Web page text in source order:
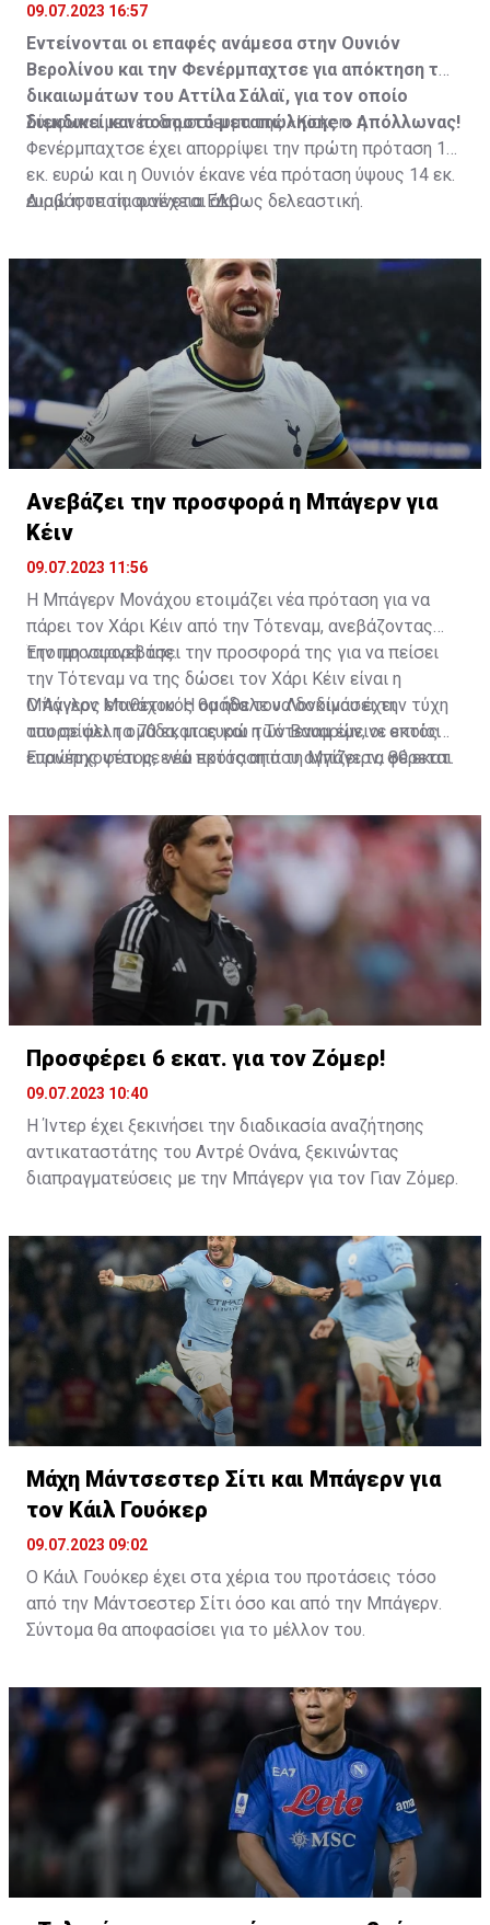
09.07.2023 16:57
Εντείνονται οι επαφές ανάμεσα στην Ουνιόν
Βερολίνου και την Φενέρμπαχτσε για απόκτηση των
δικαιωμάτων του Αττίλα Σάλαϊ, για τον οποίο
διεκδικεί και ποσοστό μεταπώλησης ο Απόλλωνας!
Σύμφωνα με νέο δημοσίευμα της «Kicker» η
Φενέρμπαχτσε έχει απορρίψει την πρώτη πρόταση 12
εκ. ευρώ και η Ουνιόν έκανε νέα πρόταση ύψους 14 εκ.
ευρώ η οποία φαίνεται άκρως δελεαστική.
Διαβάστε τη συνέχειαΕΔΩ
Ανεβάζει την προσφορά η Μπάγερν για
Κέιν
09.07.2023 11:56
Η Μπάγερν Μονάχου ετοιμάζει νέα πρόταση για να
πάρει τον Χάρι Κέιν από την Τότεναμ, ανεβάζοντας
την προσφορά της.
Έτοιμη να ανεβάσει την προσφορά της για να πείσει
την Τότεναμ να της δώσει τον Χάρι Κέιν είναι η
Μπάγερν Μονάχου. Η ομάδα του Λονδίνου έχει
απορρίψει τα 70 εκατ. ευρώ των Βαυαρών, οι οποίοι
επανέρχονται με νέα πρόταση που αγγίζει τα 80 εκατ.
Αυτό αναφέρει η εφημερίδα «Daily Mail», με την
απαιτήσεις της. Οι Άγγλοι επιμένουν στα 100 εκατ.
ευρώ, αν και ο Κέιν μένει ελεύθερος το επόμενο
καλοκαίρι.
Ο Άγγλος επιθετικός θα ήθελε να δοκιμάσει την τύχη
του σε άλλη ομάδα, μιας και η Τότεναμ έμεινε εκτός
Ευρώπης φέτος, ενώ εκτός από τη Μπάγερν, φέρεται
Προσφέρει 6 εκατ. για τον Ζόμερ!
09.07.2023 10:40
Η Ίντερ έχει ξεκινήσει την διαδικασία αναζήτησης
αντικαταστάτης του Αντρέ Ονάνα, ξεκινώντας
διαπραγματεύσεις με την Μπάγερν για τον Γιαν Ζόμερ.
αντικαταστάτη για τον Καμερουνέζο τερματοφύλακα.
Η Ίντερ, μάλιστα έκανε ήδη την κίνησή της αφού
κατέθεσε αρχική προσφορά 6 εκατ. στην Μπάγερν για
την απόκτηση του Ελβετού τερματοφύλα, με τους
Βαυαρούς να είναι θετική στο ενδεχόμενο πώλησης.
Οι διαπραγματεύσεις, ανάμεσα στις δύο ομάδες θα
συνεχιστούν, αφού η Μπάγερν ζητάει ένα ποσό κοντά
στα 10 εκατομμύρια, με τις επαφές, ωστόσο να
γίνονται σε καλό κλίμα.
Μάχη Μάντσεστερ Σίτι και Μπάγερν για
τον Κάιλ Γουόκερ
09.07.2023 09:02
Ο Κάιλ Γουόκερ έχει στα χέρια του προτάσεις τόσο
από την Μάντσεστερ Σίτι όσο και από την Μπάγερν.
Σύντομα θα αποφασίσει για το μέλλον του.
προσεχές διάστημα τα δημοσιεύματα του διεθνούς
Τύπου είναι αυτό του Κάιλ Γουόκερ.
Ο 33χρονος αμυντικός έχει συμβόλαιο για ένα χρόνο
ακόμα από την Μάντσεστερ Σίτι ωστόσο βρίσκεται σε
συζητήσεις μαζί της για την επέκταση της
συνεργασίας τους.
Την ίδια ώρα ο Τόμας Τούχελ τον θέλει στην Μπάγερν
και οι άνθρωποι της ομάδας ήδη έχουν εκδηλώσει το
ενδιαφέρον τους στην πλευρά του παίκτη